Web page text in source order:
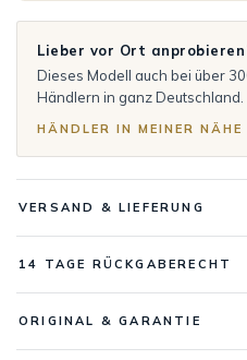
Lieber vor Ort
Dieses Modell auch bei über
Händlern in ganz Deutschland.
HÄNDLER IN MEINER
VERSAND & LIEFERUNG
14 TAGE RÜCKGABERECHT
ORIGINAL & GARANTIE